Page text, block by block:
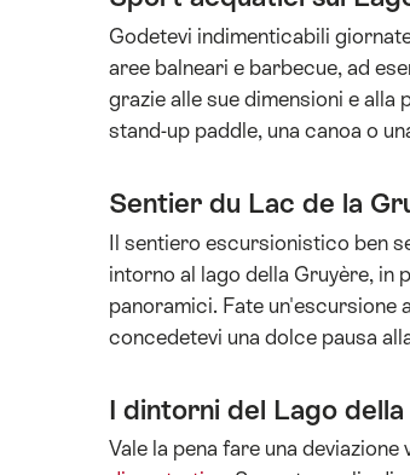
Godetevi indimenticabili
aree balneari e barbecue, ad
grazie alle sue dimensioni e
stand-up paddle, una canoa o
Sentier du Lac de la
Il sentiero escursionistico ben
intorno al lago della Gruyère, in
panoramici. Fate un'escursione
concedetevi una dolce pausa
I dintorni del Lago
Vale la pena fare una